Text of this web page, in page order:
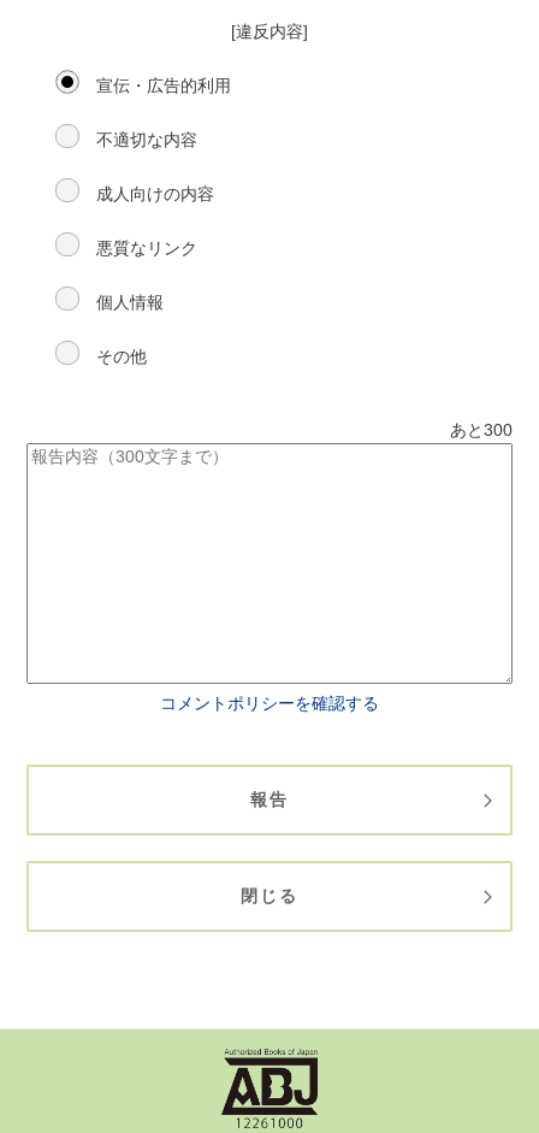
[違反内容]
宣伝・広告的利用
不適切な内容
成人向けの内容
悪質なリンク
個人情報
その他
あと300
コメントポリシーを確認する
報告
閉じる